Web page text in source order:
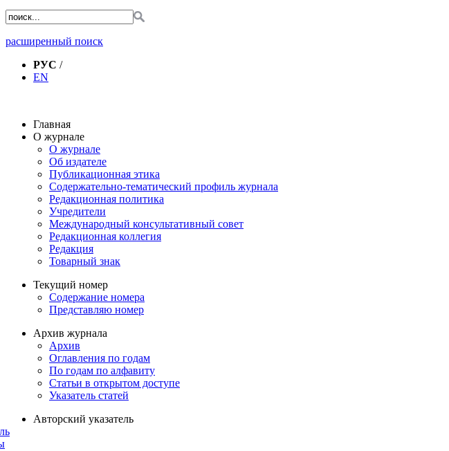
расширенный поиск
РУС /
EN
Главная
О журнале
О журнале
Об издателе
Публикационная этика
Содержательно-тематический профиль журнала
Редакционная политика
Учредители
Международный консультативный совет
Редакционная коллегия
Редакция
Товарный знак
Текущий номер
Содержание номера
Представляю номер
Архив журнала
Архив
Оглавления по годам
По годам по алфавиту
Статьи в открытом доступе
Указатель статей
Авторский указатель